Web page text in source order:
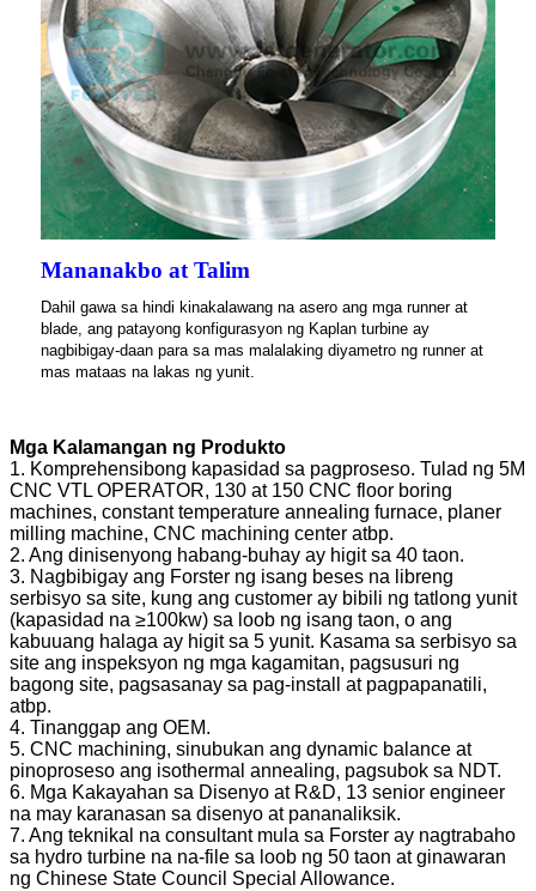
Mananakbo at Talim
Dahil gawa sa hindi kinakalawang na asero ang mga runner at
blade, ang patayong konfigurasyon ng Kaplan turbine ay
nagbibigay-daan para sa mas malalaking diyametro ng runner at
mas mataas na lakas ng yunit.
Mga Kalamangan ng Produkto
1. Komprehensibong kapasidad sa pagproseso. Tulad ng 5M
CNC VTL OPERATOR, 130 at 150 CNC floor boring
machines, constant temperature annealing furnace, planer
milling machine, CNC machining center atbp.
2. Ang dinisenyong habang-buhay ay higit sa 40 taon.
3. Nagbibigay ang Forster ng isang beses na libreng
serbisyo sa site, kung ang customer ay bibili ng tatlong yunit
(kapasidad na ≥100kw) sa loob ng isang taon, o ang
kabuuang halaga ay higit sa 5 yunit. Kasama sa serbisyo sa
site ang inspeksyon ng mga kagamitan, pagsusuri ng
bagong site, pagsasanay sa pag-install at pagpapanatili,
atbp.
4. Tinanggap ang OEM.
5. CNC machining, sinubukan ang dynamic balance at
pinoproseso ang isothermal annealing, pagsubok sa NDT.
6. Mga Kakayahan sa Disenyo at R&D, 13 senior engineer
na may karanasan sa disenyo at pananaliksik.
7. Ang teknikal na consultant mula sa Forster ay nagtrabaho
sa hydro turbine na na-file sa loob ng 50 taon at ginawaran
ng Chinese State Council Special Allowance.